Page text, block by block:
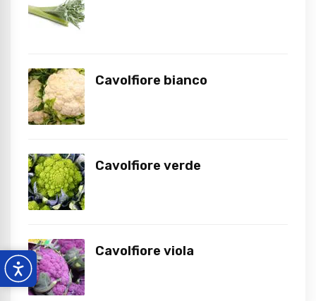
Cavolfiore bianco
Cavolfiore verde
Cavolfiore viola